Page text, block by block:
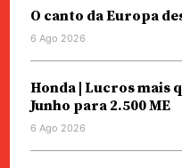
O canto da Europa
6 Ago 2026
Honda | Lucros mais
Junho para 2.500 ME
6 Ago 2026